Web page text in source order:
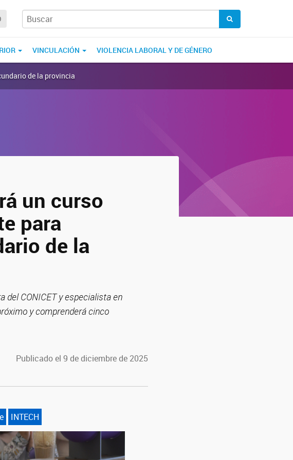
VINCULACIÓN VIOLENCIA LABORAL Y DE GÉNERO
de la provincia
un curso
para
de la
del CONICET y especialista en
y comprenderá cinco
Publicado el 9 de diciembre de 2025
INTECH